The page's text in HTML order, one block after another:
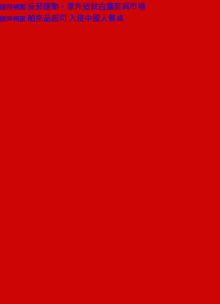
國際視窗 反菸運動，意外造就古董菸具市場
國際視窗 舶來品起司 入侵中國人餐桌